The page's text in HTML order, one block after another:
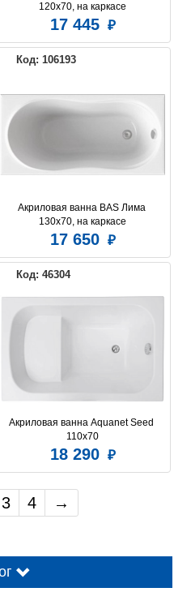
120x70, на каркасе
17 445
Код: 106193
Акриловая ванна BAS Лима
130x70, на каркасе
17 650
Код: 46304
Акриловая ванна Aquanet Seed
110x70
18 290
3 4 →